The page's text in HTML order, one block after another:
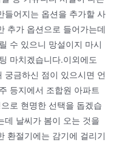
들어지는 옵션을 추가할 사
추가 옵션으로 들어가는데
수 있으니 망설이지 마시
마치겠습니다.이외에도
궁금하신 점이 있으시면 언
등지에서 조합원 아파트
로 현명한 선택을 돕겠습
데 날씨가 봄이 오는 것을
환절기에는 감기에 걸리기